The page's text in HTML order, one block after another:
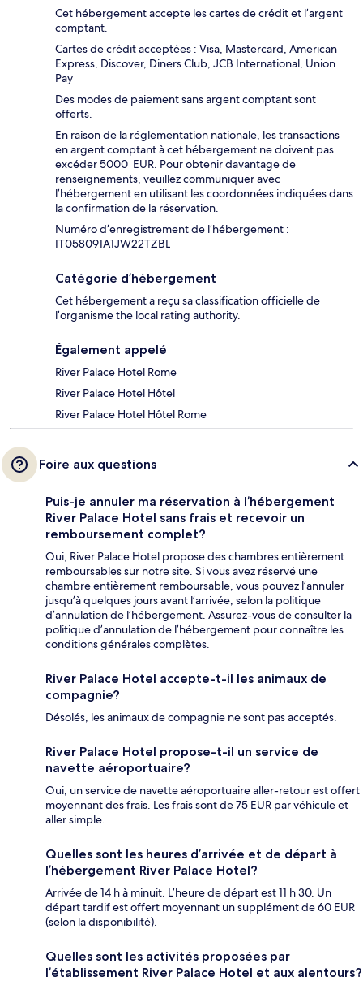
Cet hébergement accepte les cartes de crédit et l’argent
comptant.
Cartes de crédit acceptées : Visa, Mastercard, American
Express, Discover, Diners Club, JCB International, Union
Pay
Des modes de paiement sans argent comptant sont
offerts.
En raison de la réglementation nationale, les transactions
en argent comptant à cet hébergement ne doivent pas
excéder 5000 EUR. Pour obtenir davantage de
renseignements, veuillez communiquer avec
l’hébergement en utilisant les coordonnées indiquées dans
la confirmation de la réservation.
Numéro d’enregistrement de l’hébergement :
IT058091A1JW22TZBL
Catégorie d’hébergement
Cet hébergement a reçu sa classification officielle de
l’organisme the local rating authority.
Également appelé
River Palace Hotel Rome
River Palace Hotel Hôtel
River Palace Hotel Hôtel Rome
Foire aux questions
Puis-je annuler ma réservation à l’hébergement
River Palace Hotel sans frais et recevoir un
remboursement complet?
Oui, River Palace Hotel propose des chambres entièrement
remboursables sur notre site. Si vous avez réservé une
chambre entièrement remboursable, vous pouvez l’annuler
jusqu’à quelques jours avant l’arrivée, selon la politique
d’annulation de l’hébergement. Assurez-vous de consulter la
politique d’annulation de l’hébergement pour connaître les
conditions générales complètes.
River Palace Hotel accepte-t-il les animaux de
compagnie?
Désolés, les animaux de compagnie ne sont pas acceptés.
River Palace Hotel propose-t-il un service de
navette aéroportuaire?
Oui, un service de navette aéroportuaire aller-retour est offert
moyennant des frais. Les frais sont de 75 EUR par véhicule et
aller simple.
Quelles sont les heures d’arrivée et de départ à
l’hébergement River Palace Hotel?
Arrivée de 14 h à minuit. L’heure de départ est 11 h 30. Un
départ tardif est offert moyennant un supplément de 60 EUR
(selon la disponibilité).
Quelles sont les activités proposées par
l’établissement River Palace Hotel et aux alentours?